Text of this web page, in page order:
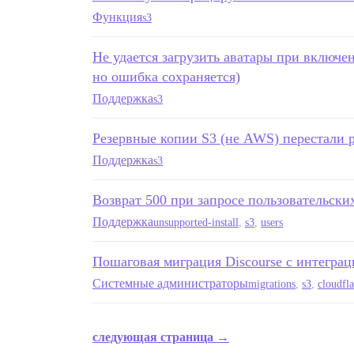
Функцияs3
Не удается загрузить аватары при
но ошибка сохраняется)
Поддержкаs3
Резервные копии S3 (не AWS) перестали
Поддержкаs3
Возврат 500 при запросе
Поддержкаunsupported-install s3 users
Пошаговая миграция Discourse с
Системные администраторыmigrations s3
следующая страница →